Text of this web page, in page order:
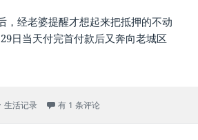
，经老婆提醒才想起来把抵押的不动
日当天付完首付款后又奔向老城区
分
生活记录 [1411]买个怎样的房子
有 1 条评论